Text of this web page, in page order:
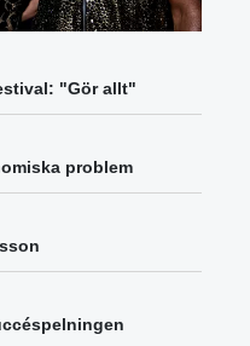
"Gör allt"
problem